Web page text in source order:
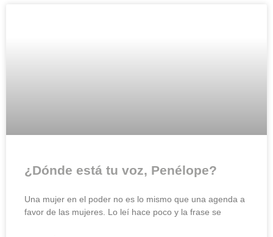
¿Dónde está tu voz, Penélope?
Una mujer en el poder no es lo mismo que una agenda a
favor de las mujeres. Lo leí hace poco y la frase se